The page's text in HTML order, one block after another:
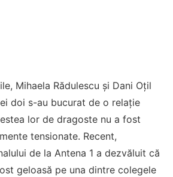
Mihaela Rădulescu și Dani Oțil
doi s-au bucurat de o relație
lor de dragoste nu a fost
tensionate. Recent,
de la Antena 1 a dezvăluit că
geloasă pe una dintre colegele